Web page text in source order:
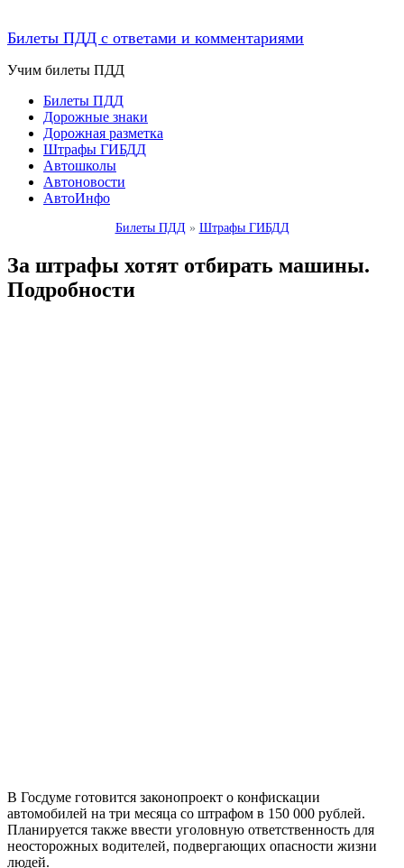
Билеты ПДД с ответами и комментариями
Учим билеты ПДД
Билеты ПДД
Дорожные знаки
Дорожная разметка
Штрафы ГИБДД
Автошколы
Автоновости
АвтоИнфо
Билеты ПДД » Штрафы ГИБДД
За штрафы хотят отбирать машины.
Подробности
В Госдуме готовится законопроект о конфискации
автомобилей на три месяца со штрафом в 150 000 рублей.
Планируется также ввести уголовную ответственность для
неосторожных водителей, подвергающих опасности жизни
людей.